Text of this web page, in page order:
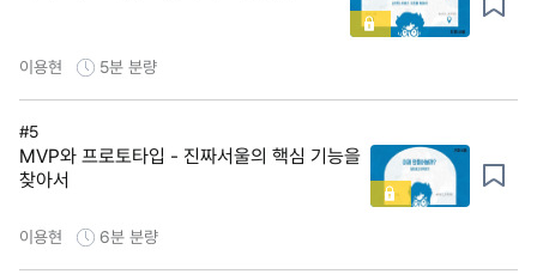
이용현 5분 분량
#5
MVP와 프로토타입 - 진짜서울의 핵심 기능을
찾아서
이용현 6분 분량